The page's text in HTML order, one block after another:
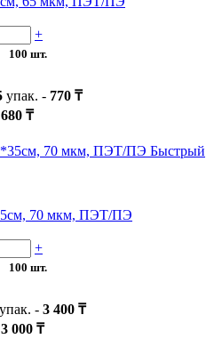
+
100 шт.
упак. - 770 ₸
680 ₸
Быстрый
70 мкм, ПЭТ/ПЭ
+
100 шт.
упак. - 3 400 ₸
3 000 ₸